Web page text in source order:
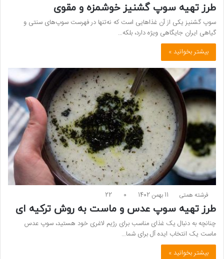
طرز تهیه سوپ گشنیز خوشمزه و مقوی
سوپ گشنیز یکی از آن غذاهایی است که نه‌تنها در فهرست سوپ‌های سنتی و
گیاهی ایران جایگاهی ویژه دارد، بلکه…
بیشتر بخوانید »
فرشته همتی 11 بهمن 1402 0
22
طرز تهیه سوپ عدس و ماست به روش ترکیه ای
چنانچه به دنبال یک غذای مناسب برای رژیم لاغری خود هستید، سوپ عدس
ماست یک انتخاب ایده آل برای شما…
بیشتر بخوانید »